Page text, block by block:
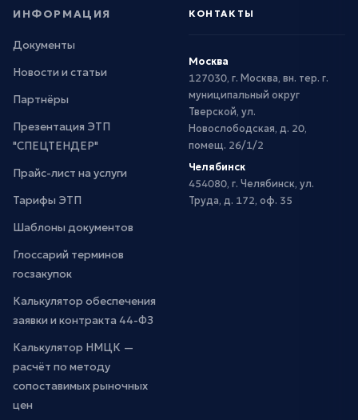
ИНФОРМАЦИЯ
Документы
Новости и статьи
Партнёры
Презентация ЭТП
"СПЕЦТЕНДЕР"
Прайс-лист на услуги
Тарифы ЭТП
Шаблоны документов
Глоссарий терминов
госзакупок
Калькулятор обеспечения
заявки и контракта 44-ФЗ
Калькулятор НМЦК —
расчёт по методу
сопоставимых рыночных
цен
КОНТАКТЫ
Москва
127030, г. Москва, вн. тер. г.
муниципальный округ
Тверской, ул.
Новослободская, д. 20,
помещ. 26/1/2
Челябинск
454080, г. Челябинск, ул.
Труда, д. 172, оф. 35